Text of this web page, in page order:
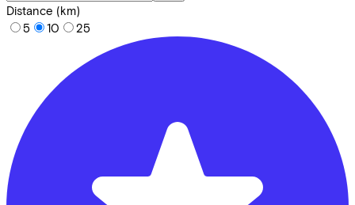
Distance (km)
5
10 25